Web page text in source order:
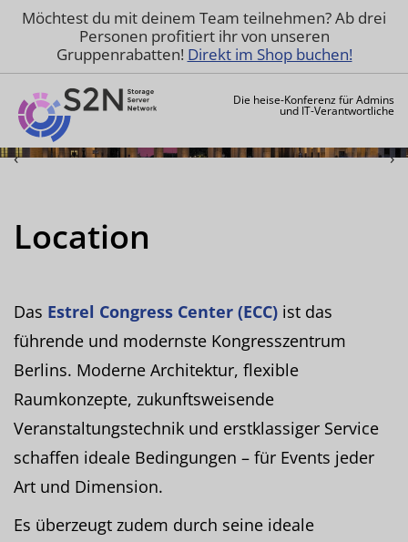
Möchtest du mit deinem Team teilnehmen? Ab drei
Personen profitiert ihr von unseren
Gruppenrabatten! Direkt im Shop buchen!
Die heise-Konferenz für Admins
und IT-Verantwortliche
‹ ›
Location
Das Estrel Congress Center (ECC) ist das
führende und modernste Kongresszentrum
Berlins. Moderne Architektur, flexible
Raumkonzepte, zukunftsweisende
Veranstaltungstechnik und erstklassiger Service
schaffen ideale Bedingungen – für Events jeder
Art und Dimension.
Es überzeugt zudem durch seine ideale